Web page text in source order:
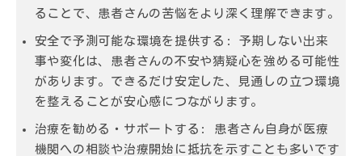
ることで、患者さんの苦悩をより深く理解できます。
安全で予測可能な環境を提供する: 予期しない出来
事や変化は、患者さんの不安や猜疑心を強める可能性
があります。できるだけ安定した、見通しの立つ環境
を整えることが安心感につながります。
治療を勧める・サポートする: 患者さん自身が医療
機関への相談や治療開始に抵抗を示すことも多いです